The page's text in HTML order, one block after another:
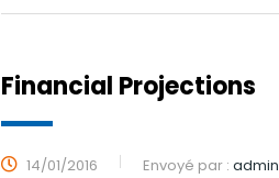
Financial Projections
14/01/2016 Envoyé par : admin